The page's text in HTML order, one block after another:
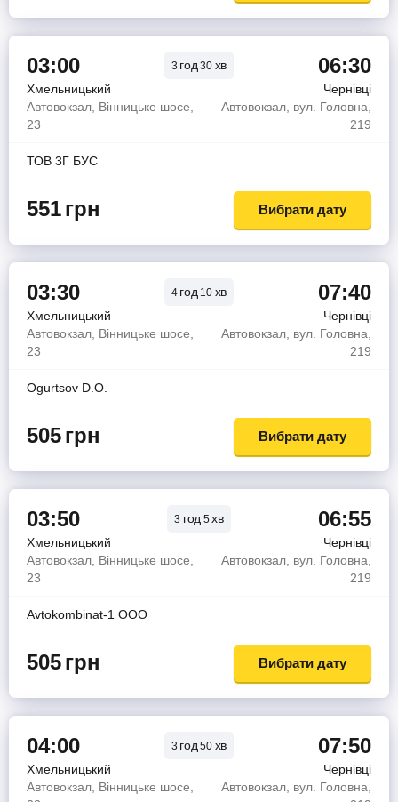
03:00 3 год30 хв 06:30
Хмельницький
Чернівці
Автовокзал, Вінницьке шосе,
23
Автовокзал, вул. Головна,
219
ТОВ 3Г БУС
551грн Вибрати дату
03:30 4 год10 хв 07:40
Хмельницький
Чернівці
Автовокзал, Вінницьке шосе,
23
Автовокзал, вул. Головна,
219
Ogurtsov D.O.
505грн Вибрати дату
03:50 3 год 5хв 06:55
Хмельницький
Чернівці
Автовокзал, Вінницьке шосе,
23
Автовокзал, вул. Головна,
219
Avtokombinat-1 OOO
505грн Вибрати дату
04:00 3 год50 хв 07:50
Хмельницький
Чернівці
Автовокзал, Вінницьке шосе,
Автовокзал, вул. Головна,